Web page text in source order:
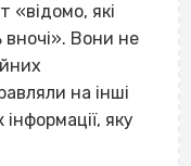
«відомо, які
вночі». Вони не
на інші
яку